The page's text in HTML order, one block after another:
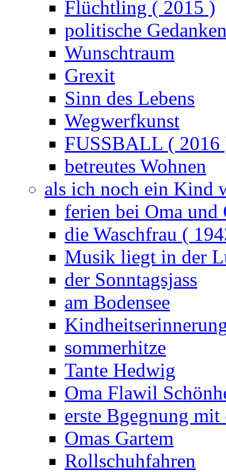
Flüchtling ( 2015 )
politische
Wunschtraum
Grexit
Sinn des Lebens
Wegwerfkunst
FUSSBALL ( 2016
betreutes Wohnen
als ich noch ein Kind
ferien bei Oma
die Waschfrau (
Musik liegt in der
der Sonntagsjass
am Bodensee
sommerhitze
Tante Hedwig
Oma Flawil
erste Bgegnung mit
Omas Gartem
Rollschuhfahren